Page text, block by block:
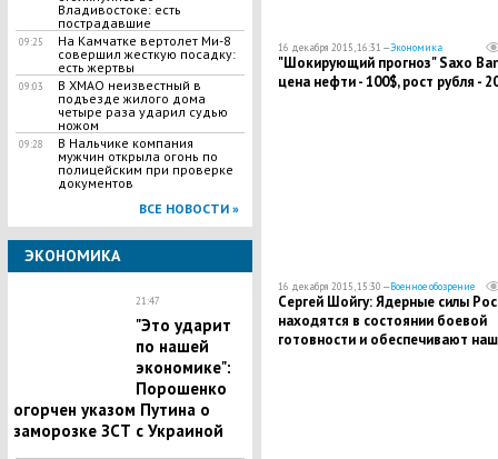
Владивостоке: есть
пострадавшие
09:25
На Камчатке вертолет Ми-8
совершил жесткую посадку:
есть жертвы
09:03
В ХМАО неизвестный в
подъезде жилого дома
четыре раза ударил судью
ножом
09:28
В Нальчике компания
мужчин открыла огонь по
полицейским при проверке
документов
ВСЕ НОВОСТИ »
ЭКОНОМИКА
21:47
"Это ударит
по нашей
экономике":
Порошенко
огорчен указом Путина о
заморозке ЗСТ с Украиной
16 декабря 2015, 16:31 —Экономика
"Шокирующий прогноз" Saxo
цена нефти - 100$, рост рубля -
16 декабря 2015, 15:30 —Военное обозрение
Сергей Шойгу: Ядерные силы
находятся в состоянии боевой
готовности и обеспечивают